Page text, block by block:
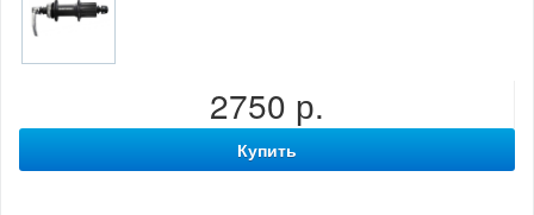
2750 р.
Купить